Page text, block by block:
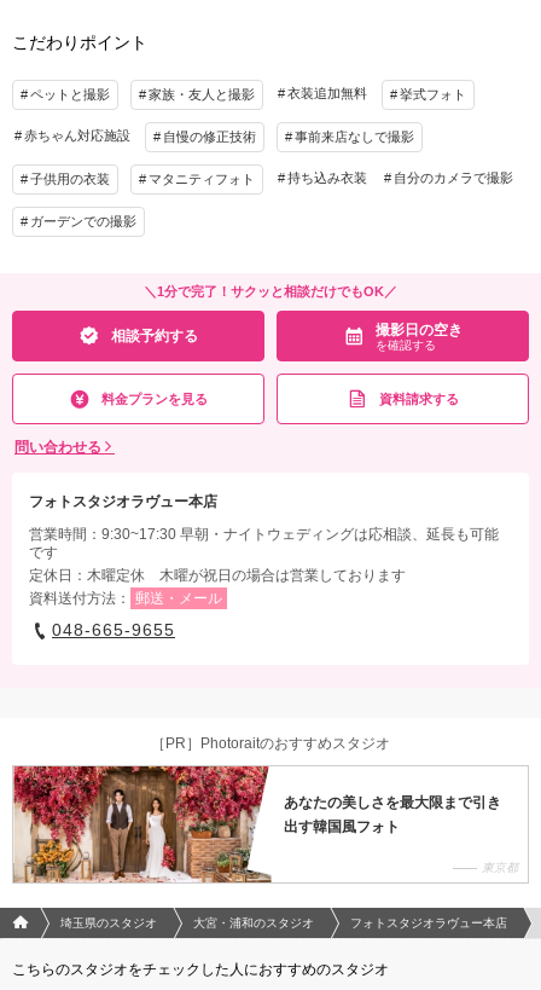
相談予約する
アルバム
衣装追加 会食 挙式
家族と撮影 家族用衣装レンタル ペットと撮影
相談予約する を確認する
こだわりポイント
ペットと撮影 家族・友人と撮影 衣装追加無料 挙式フォト
赤ちゃん対応施設 自慢の修正技術 事前来店なしで撮影
子供用の衣装 マタニティフォト 持ち込み衣装 自分のカメラで撮影
ガーデンでの撮影
＼1分で完了！サクッと相談だけでもOK／
相談予約する 撮影日の空き
を確認する
料金プランを見る 資料請求する
問い合わせる
フォトスタジオラヴュー本店
営業時間：9:30~17:30 早朝・ナイトウェディングは応相談、延長も可能
です
定休日：木曜定休 木曜が祝日の場合は営業しております
資料送付方法：
郵送・メール
048-665-9655
［PR］Photoraitのおすすめスタジオ
あなたの美しさを最大限まで引き
出す韓国風フォト
東京都
フォトウエディング/結婚写真のPhotorait ホーム
埼玉県のスタジオ 大宮・浦和のスタジオ フォトスタジオラヴュー本店
こちらのスタジオをチェックした人におすすめのスタジオ